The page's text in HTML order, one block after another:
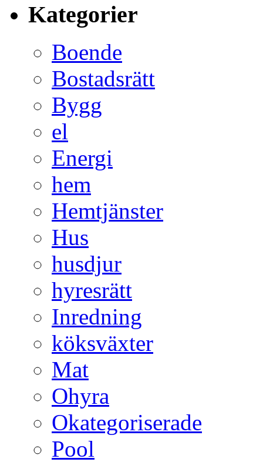
Kategorier
Boende
Bostadsrätt
Bygg
el
Energi
hem
Hemtjänster
Hus
husdjur
hyresrätt
Inredning
köksväxter
Mat
Ohyra
Okategoriserade
Pool